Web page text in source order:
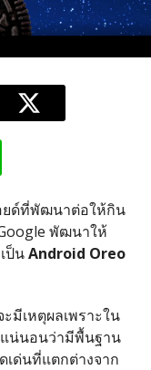
ยด์ที่พัฒนาต่อให้กิน
พัฒนาให้
ป็นAndroid Oreo
มีเหตุผลเพราะใน
น่นอนว่ามีพื้นฐาน
เด่นที่แตกต่างจาก